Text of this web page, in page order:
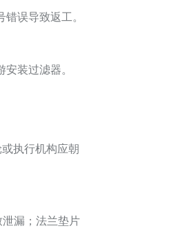
误导致返工。
装过滤器。
执行机构应朝
漏；法兰垫片